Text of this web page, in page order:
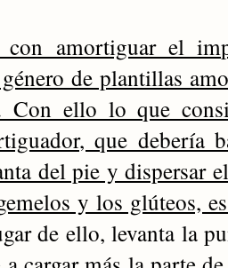
con amortiguar el
de plantillas
Con ello lo que
que debería
del pie y dispersar
y los glúteos,
de ello, levanta la